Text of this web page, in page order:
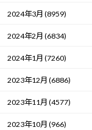
2024年3月 (8959)
2024年2月 (6834)
2024年1月 (7260)
2023年12月 (6886)
2023年11月 (4577)
2023年10月 (966)